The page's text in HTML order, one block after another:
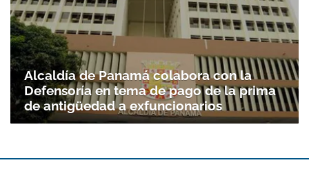
Alcaldía de Panamá colabora con la
Defensoría en tema de pago de la prima
de antigüedad a exfuncionarios